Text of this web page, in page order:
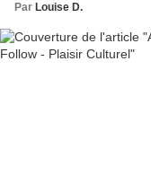
Par Louise D.